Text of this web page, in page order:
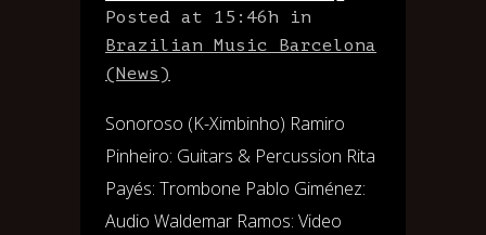
Posted at 15:46h in
Brazilian Music Barcelona
(News)
Sonoroso (K-Ximbinho) Ramiro
Pinheiro: Guitars & Percussion Rita
Payés: Trombone Pablo Giménez:
Audio Waldemar Ramos: Video